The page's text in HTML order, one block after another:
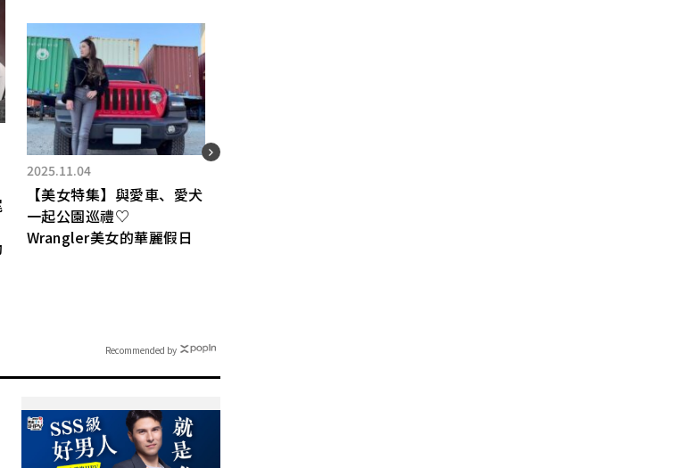
2021.08.31
Lexus新一代LX600預想
圖！車頭像LF-1 車尾像NX
Recommended by